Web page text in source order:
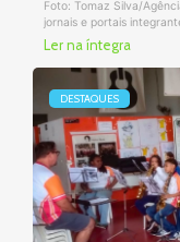
Foto: Tomaz Silva/
jornais e portais
Ler na íntegra
DESTAQUES